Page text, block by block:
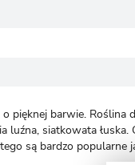
o pięknej barwie.
luźna, siatkowata
są bardzo popularne